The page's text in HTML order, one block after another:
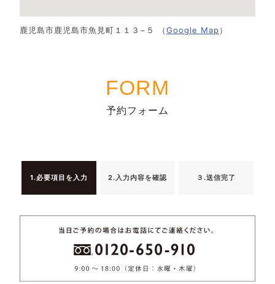
鹿児島市鹿児島市魚見町１１３−５ （Google Map）
FORM
予約フォーム
1.必要項目を入力 2.入力内容を確認 ３.送信完了